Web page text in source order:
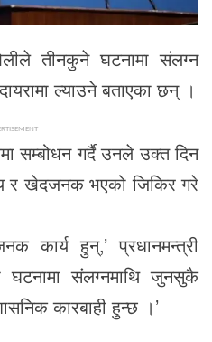
तीनकुने घटनामा संलग्न
ल्याउने बताएका छन् ।
सम्बोधन गर्दै उनले उक्त दिन
र खेदजनक भएको जिकिर गरे
कार्य हुन्,’ प्रधानमन्त्री
संलग्नमाथि जुनसुकै
कारबाही हुन्छ ।’